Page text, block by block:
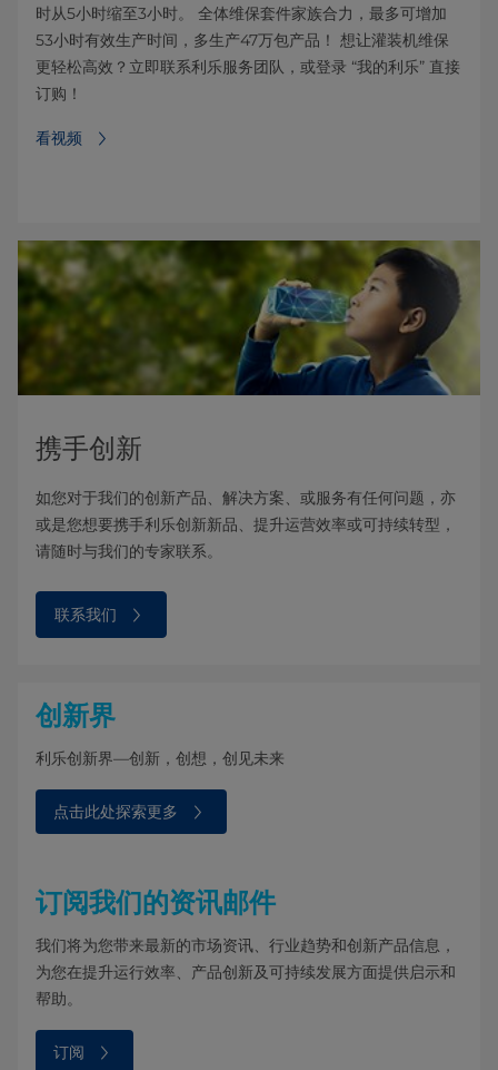
时从5小时缩至3小时。 全体维保套件家族合力，最多可增加
53小时有效生产时间，多生产47万包产品！ 想让灌装机维保
更轻松高效？立即联系利乐服务团队，或登录 “我的利乐” 直接
订购！
看视频
携手创新
如您对于我们的创新产品、解决方案、或服务有任何问题，亦
或是您想要携手利乐创新新品、提升运营效率或可持续转型，
请随时与我们的专家联系。
联系我们
创新界
利乐创新界—创新，创想，创见未来
点击此处探索更多⁠⁠⁠
订阅我们的资讯邮件
我们将为您带来最新的市场资讯、行业趋势和创新产品信息，
为您在提升运行效率、产品创新及可持续发展方面提供启示和
帮助。
订阅⁠